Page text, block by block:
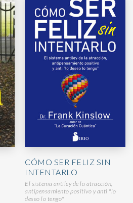
CÓMO SER FELIZ SIN
INTENTARLO
El sistema antiley de la atracción,
antipensamiento positivo y anti "lo
deseo lo tengo"